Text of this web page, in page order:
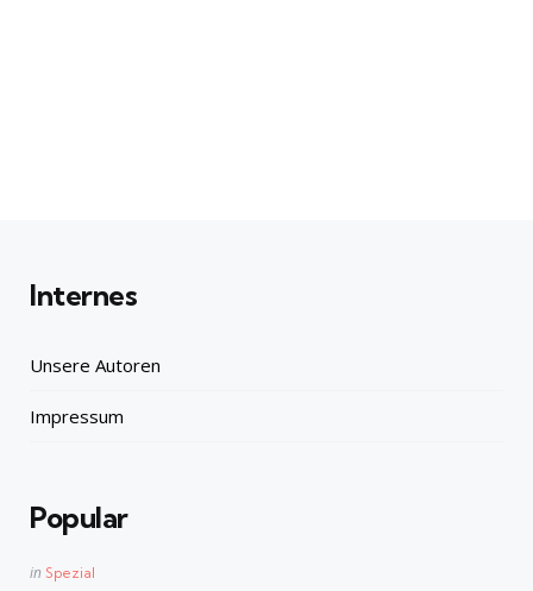
Internes
Unsere Autoren
Impressum
Popular
Posted
in Spezial